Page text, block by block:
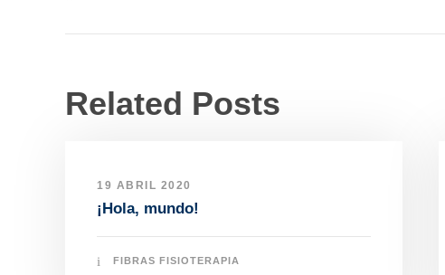
Related Posts
19 ABRIL 2020
¡Hola, mundo!
FIBRAS FISIOTERAPIA